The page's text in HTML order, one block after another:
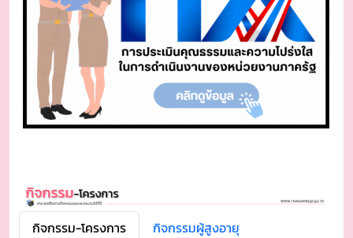
กิจกรรม-โครงการ
กิจกรรมผู้สูงอายุ